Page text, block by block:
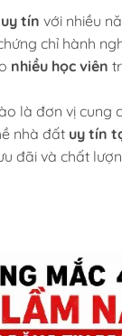
tín với nhiều
chỉ hành
nhiều học viên
là đơn vị cung
nhà đất uy tín
đãi và chất